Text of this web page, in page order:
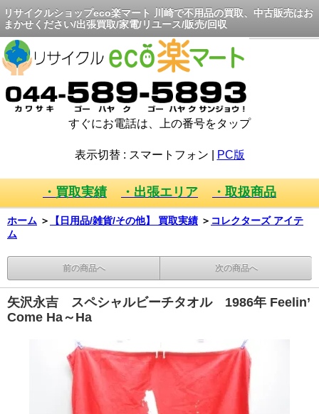
リサイクルショップeco楽マート 川崎で不用品の買取、中古販売はお
まかせください/出張買取/家電/リユース/販売/回収
すぐにお電話は、上の番号をタップ
表示切替 : スマートフォン PC版
・買取実績 ・出張エリア ・取扱商品
ホーム ＞ 【日用品/雑貨/その他】 買取実績 ＞ コレクターズ アイテ
ム
前の商品へ 次の商品へ
矢沢永吉 スペシャルビーチタオル 1986年 Feelin’
Come Ha～Ha